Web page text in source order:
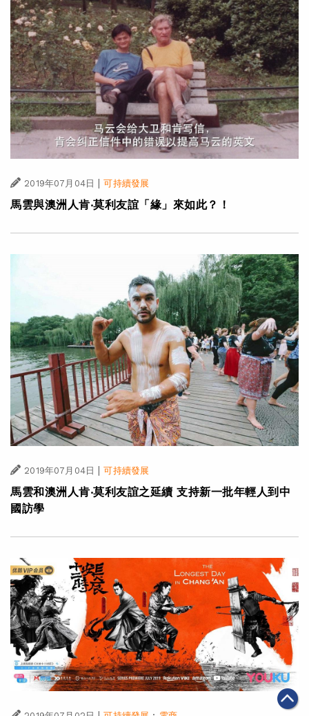
2019年07月04日 | 可持續發展
馬雲與澳洲人肯‧莫利友誼「緣」來如此？！
2019年07月04日 可持續發展
馬雲和澳洲人肯‧莫利友誼之延續 支持新一批年輕人到中
國訪學